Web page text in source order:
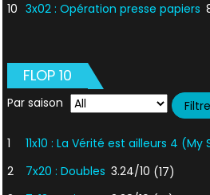
10 3x02 : Opération presse papiers
FLOP 10
Par saison
1 11x10 : La Vérité est ailleurs 4
2
7x20 : Doubles 3.24/10 (17)